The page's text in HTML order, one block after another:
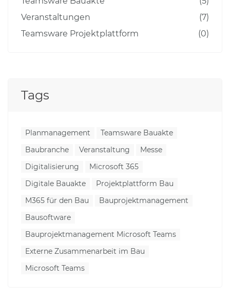
Veranstaltungen
(7)
Teamsware Projektplattform
(0)
Tags
Planmanagement
Teamsware Bauakte
Baubranche
Veranstaltung
Messe
Digitalisierung
Microsoft 365
Digitale Bauakte
Projektplattform Bau
M365 für den Bau
Bauprojektmanagement
Bausoftware
Bauprojektmanagement Microsoft Teams
Externe Zusammenarbeit im Bau
Microsoft Teams